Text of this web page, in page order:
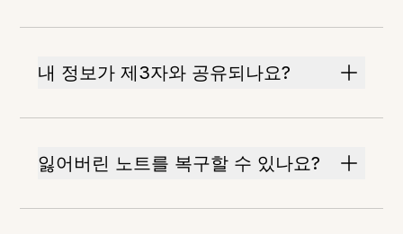
내 정보가 제3자와 공유되나요?
잃어버린 노트를 복구할 수 있나요?